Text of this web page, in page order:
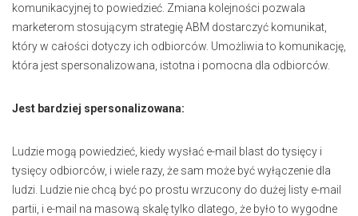
komunikacyjnej to powiedzieć. Zmiana kolejności pozwala
marketerom stosującym strategię ABM dostarczyć komunikat,
który w całości dotyczy ich odbiorców. Umożliwia to komunikację,
która jest spersonalizowana, istotna i pomocna dla odbiorców.
Jest bardziej spersonalizowana:
Ludzie mogą powiedzieć, kiedy wysłać e-mail blast do tysięcy i
tysięcy odbiorców, i wiele razy, że sam może być wyłączenie dla
ludzi. Ludzie nie chcą być po prostu wrzucony do dużej listy e-mail
partii, i e-mail na masową skalę tylko dlatego, że było to wygodne